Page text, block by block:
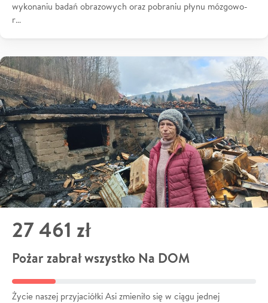
wykonaniu badań obrazowych oraz pobraniu płynu mózgowo-
r…
27 461 zł
Pożar zabrał wszystko Na DOM
Życie naszej przyjaciółki Asi zmieniło się w ciągu jednej